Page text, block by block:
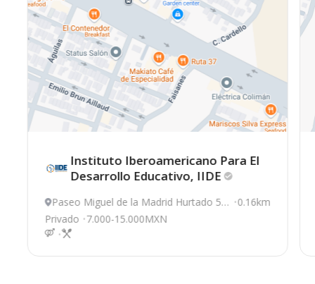
Instituto Iberoamericano Para El
Desarrollo Educativo, IIDE
Paseo Miguel de la Madrid Hurtado 55,
Colima
0.16km
Privado 7.000-15.000MXN